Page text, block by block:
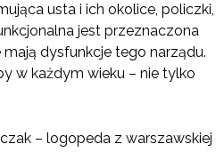
usta i ich okolice, policzki,
jest przeznaczona
dysfunkcje tego narządu.
w każdym wieku – nie tylko
– logopeda z warszawskiej